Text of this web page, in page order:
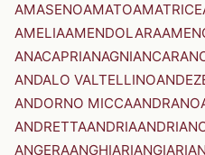
AMASENOAMATOAMATRICE
AMELIAAMENDOLARA
ANACAPRIANAGNI
ANDALO VALTELLINO
ANDORNO MICCAANDRANO
ANDRETTAANDRIA
ANGERAANGHIARIANGIARI